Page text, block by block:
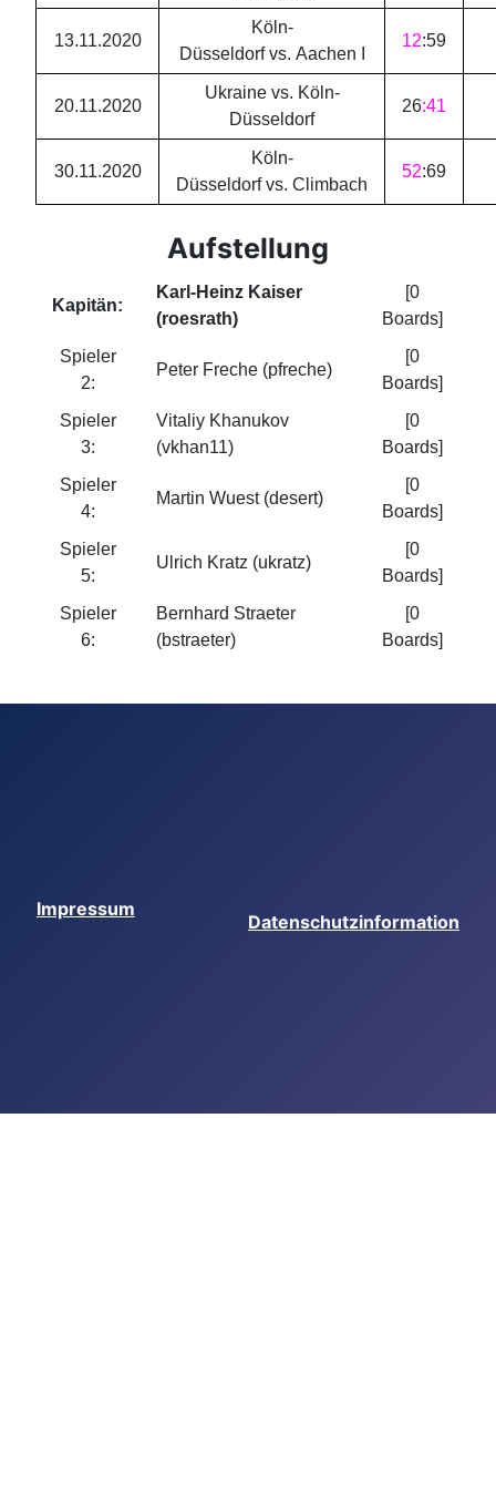
13.11.2020
Köln-
Düsseldorf vs. Aachen I
12:59
20.11.2020
Ukraine vs. Köln-
Düsseldorf
26:41
30.11.2020
Köln-
Düsseldorf vs. Climbach
52:69
Aufstellung
Kapitän:
Karl-Heinz Kaiser
(roesrath)
[0
Boards]
Spieler
2:
Peter Freche (pfreche)
[0
Boards]
Spieler
3:
Vitaliy Khanukov
(vkhan11)
[0
Boards]
Spieler
4:
Martin Wuest (desert)
[0
Boards]
Spieler
5:
Ulrich Kratz (ukratz)
[0
Boards]
Spieler
6:
Bernhard Straeter
(bstraeter)
[0
Boards]
Impressum
Datenschutzinformation